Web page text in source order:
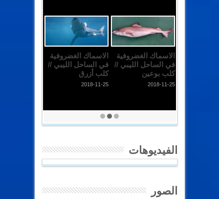
الاسماك الغضروفية
في الساحل الليبي //
كلب بوعين
2018-11-25
الاسماك الغضروفية
في الساحل الليبي //
كلب أزرق
2018-11-25
الفيديوهات
الصور